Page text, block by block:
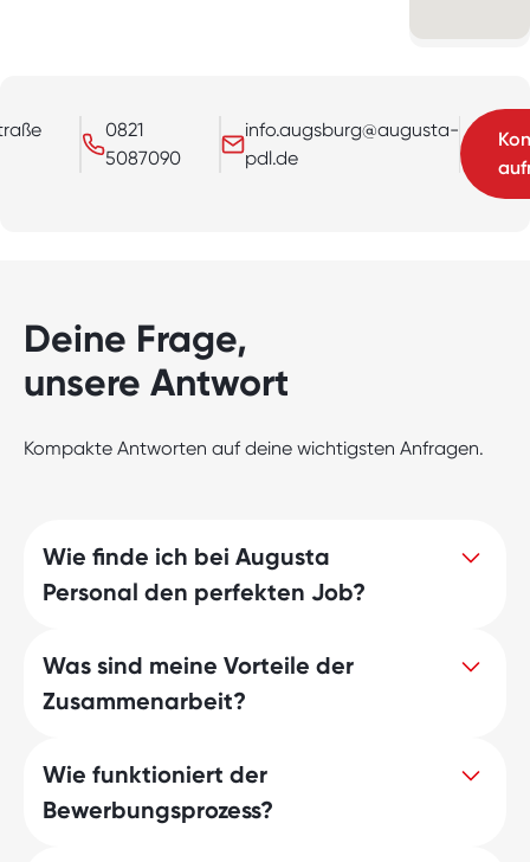
0821
5087090
info.augsburg@augusta-
pdl.de
Deine Frage,
unsere Antwort
Kompakte Antworten auf deine wichtigsten Anfragen.
Wie finde ich bei Augusta
Personal den perfekten Job?
Entdecke jetzt Deinen Traumjob mit
Augusta Personal! Wir geben Dir Zugang
Jobsuche. Unsere erfahrenen
Personalvermittler helfen Dir, Deine
Was sind meine Vorteile der
Zusammenarbeit?
Augusta Personal ist nicht nur eine
Zeitarbeitsfirma, sondern Dein Partner auf
Wie funktioniert der
Bewerbungsprozess?